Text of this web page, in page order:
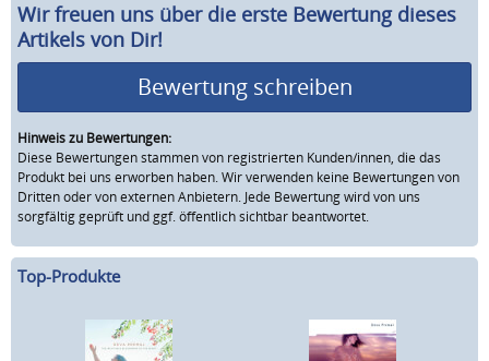
Wir freuen uns über die erste Bewertung dieses
Artikels von Dir!
Bewertung schreiben
Hinweis zu Bewertungen:
Diese Bewertungen stammen von registrierten Kunden/innen, die das
Produkt bei uns erworben haben. Wir verwenden keine Bewertungen von
Dritten oder von externen Anbietern. Jede Bewertung wird von uns
sorgfältig geprüft und ggf. öffentlich sichtbar beantwortet.
Top-Produkte